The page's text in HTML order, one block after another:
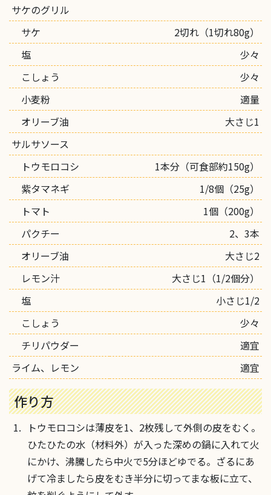
サケのグリル
サケ
2切れ（1切れ80g）
塩
少々
こしょう
少々
小麦粉
適量
オリーブ油
大さじ1
サルサソース
トウモロコシ
1本分（可食部約150g）
紫タマネギ
1/8個（25g）
トマト
1個（200g）
パクチー
2、3本
オリーブ油
大さじ2
レモン汁
大さじ1（1/2個分）
塩
小さじ1/2
こしょう
少々
チリパウダー
適宜
ライム、レモン
適宜
作り方
トウモロコシは薄皮を1、2枚残して外側の皮をむく。
ひたひたの水（材料外）が入った深めの鍋に入れて火
にかけ、沸騰したら中火で5分ほどゆでる。ざるにあ
げて冷ましたら皮をむき半分に切ってまな板に立て、